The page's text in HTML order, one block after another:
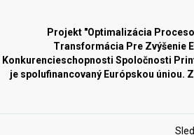
Projekt "Optimalizácia
Transformácia Pre Zvýšenie
Konkurencieschopnosti Spoločnosti
je spolufinancovaný Európskou úniou.